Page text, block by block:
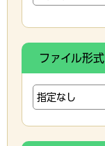
ファイル形式